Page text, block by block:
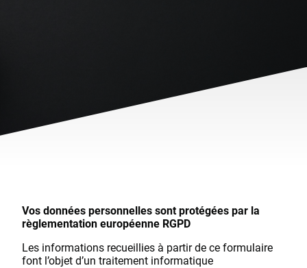
Vos données personnelles sont protégées par la
règlementation européenne RGPD
Les informations recueillies à partir de ce formulaire
font l’objet d’un traitement informatique